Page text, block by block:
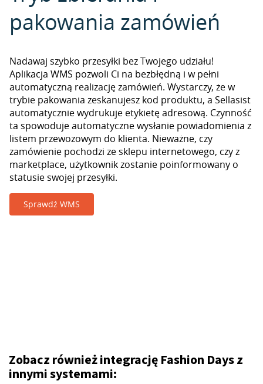
pakowania zamówień
Nadawaj szybko przesyłki bez Twojego udziału!
Aplikacja WMS pozwoli Ci na bezbłędną i w pełni
automatyczną realizację zamówień. Wystarczy, że w
trybie pakowania zeskanujesz kod produktu, a Sellasist
automatycznie wydrukuje etykietę adresową. Czynność
ta spowoduje automatyczne wysłanie powiadomienia z
listem przewozowym do klienta. Nieważne, czy
zamówienie pochodzi ze sklepu internetowego, czy z
marketplace, użytkownik zostanie poinformowany o
statusie swojej przesyłki.
Sprawdź WMS
Zobacz również integrację Fashion Days z
innymi systemami: